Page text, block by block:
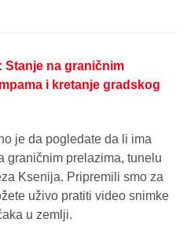
Stanje na graničnim
i kretanje gradskog
je da pogledate da li ima
graničnim prelazima, tunelu
Ksenija. Pripremili smo za
uživo pratiti video snimke
u zemlji.